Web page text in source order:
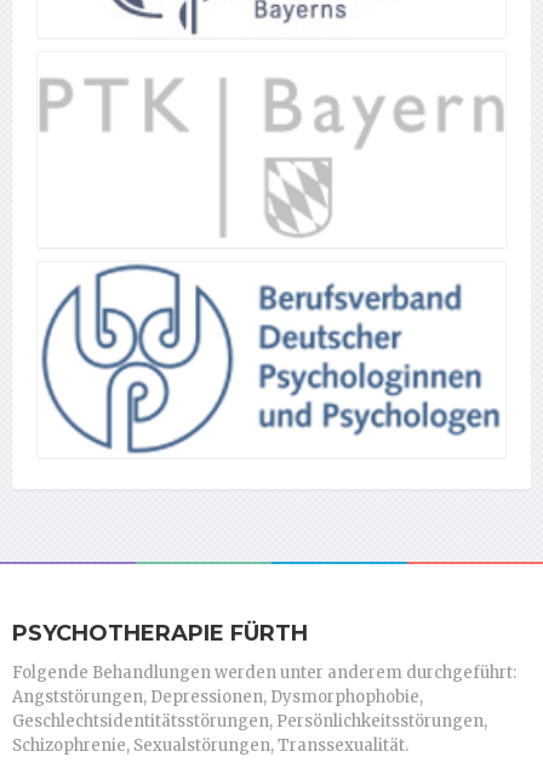
PSYCHOTHERAPIE FÜRTH
Folgende Behandlungen werden unter anderem durchgeführt:
Angststörungen, Depressionen, Dysmorphophobie,
Geschlechtsidentitätsstörungen, Persönlichkeitsstörungen,
Schizophrenie, Sexualstörungen, Transsexualität.